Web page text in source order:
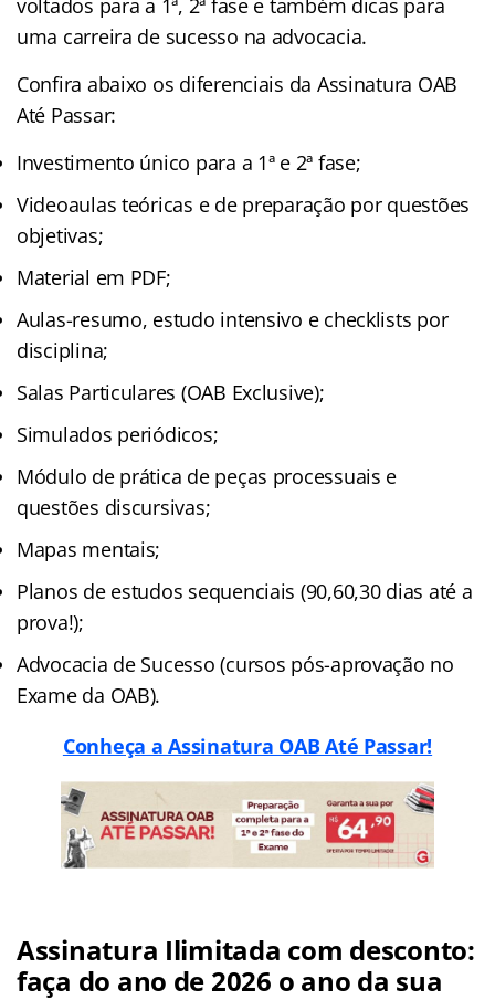
voltados para a 1ª, 2ª fase e também dicas para
uma carreira de sucesso na advocacia.
Confira abaixo os diferenciais da Assinatura OAB
Até Passar:
Investimento único para a 1ª e 2ª fase;
Videoaulas teóricas e de preparação por questões
objetivas;
Material em PDF;
Aulas-resumo, estudo intensivo e checklists por
disciplina;
Salas Particulares (OAB Exclusive);
Simulados periódicos;
Módulo de prática de peças processuais e
questões discursivas;
Mapas mentais;
Planos de estudos sequenciais (90,60,30 dias até a
prova!);
Advocacia de Sucesso (cursos pós-aprovação no
Exame da OAB).
Conheça a Assinatura OAB Até Passar!
Assinatura Ilimitada com desconto:
faça do ano de 2026 o ano da sua